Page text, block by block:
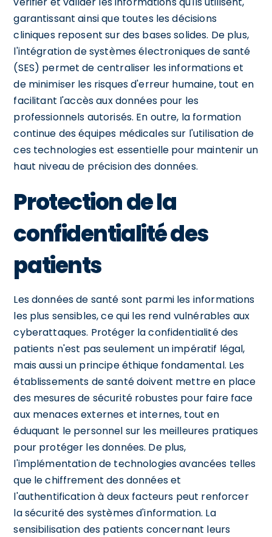
garantissant ainsi que toutes les décisions
cliniques reposent sur des bases solides. De plus,
l'intégration de systèmes électroniques de santé
(SES) permet de centraliser les informations et
de minimiser les risques d'erreur humaine, tout en
facilitant l'accès aux données pour les
professionnels autorisés. En outre, la formation
continue des équipes médicales sur l'utilisation de
ces technologies est essentielle pour maintenir un
haut niveau de précision des données.
Protection de la
confidentialité des
patients
Les données de santé sont parmi les informations
les plus sensibles, ce qui les rend vulnérables aux
cyberattaques. Protéger la confidentialité des
patients n'est pas seulement un impératif légal,
mais aussi un principe éthique fondamental. Les
établissements de santé doivent mettre en place
des mesures de sécurité robustes pour faire face
aux menaces externes et internes, tout en
éduquant le personnel sur les meilleures pratiques
pour protéger les données. De plus,
l'implémentation de technologies avancées telles
que le chiffrement des données et
l'authentification à deux facteurs peut renforcer
la sécurité des systèmes d'information. La
sensibilisation des patients concernant leurs